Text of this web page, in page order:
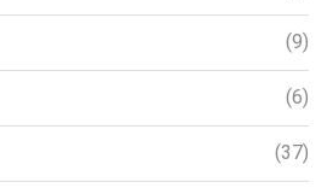
(9)
(6)
(37)